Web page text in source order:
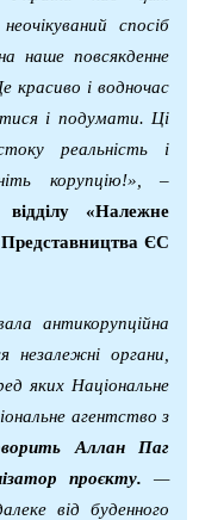
спосіб
наше повсякденне
і водночас
і подумати. Ці
реальність і
корупцію!», –
«Належне
Представництва ЄС
антикорупційна
незалежні органи
яких Національне
агентство з
Аллан
Паг
проєкту.—
від
буденного